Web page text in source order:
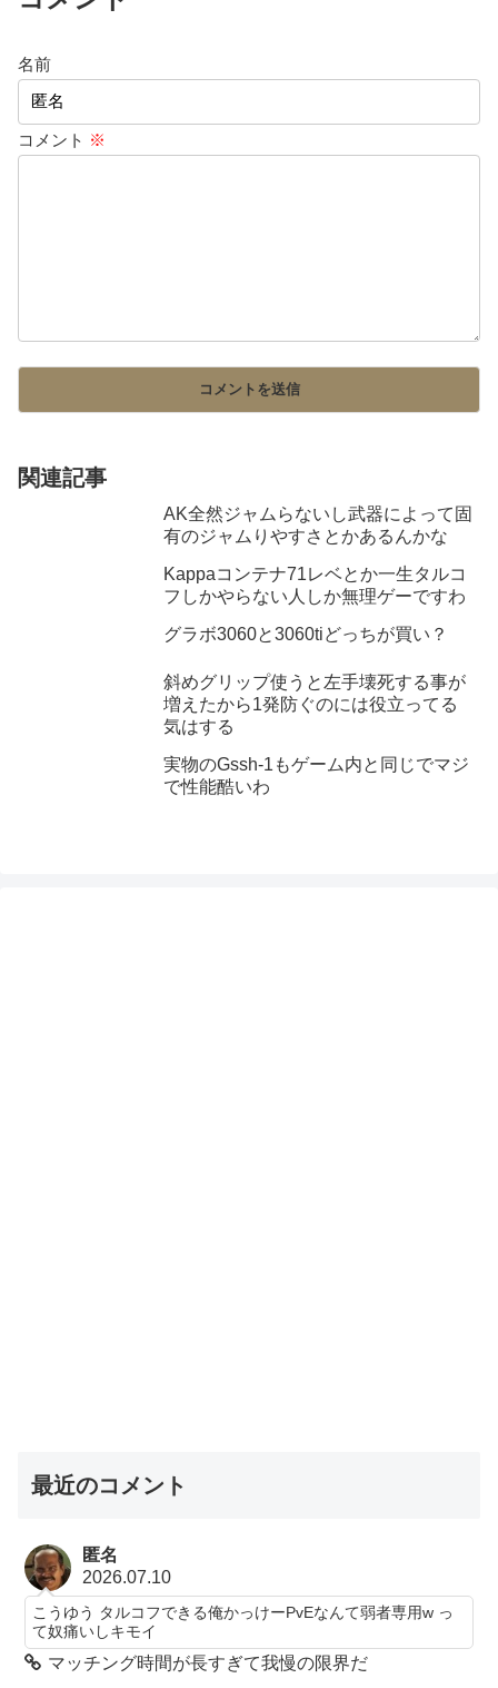
名前
コメント ※
関連記事
AK全然ジャムらないし武器によって固
有のジャムりやすさとかあるんかな
Kappaコンテナ71レベとか一生タルコ
フしかやらない人しか無理ゲーですわ
グラボ3060と3060tiどっちが買い？
斜めグリップ使うと左手壊死する事が
増えたから1発防ぐのには役立ってる
気はする
実物のGssh-1もゲーム内と同じでマジ
で性能酷いわ
最近のコメント
匿名
2026.07.10
こうゆう タルコフできる俺かっけーPvEなんて弱者専用w っ
て奴痛いしキモイ
マッチング時間が長すぎて我慢の限界だ